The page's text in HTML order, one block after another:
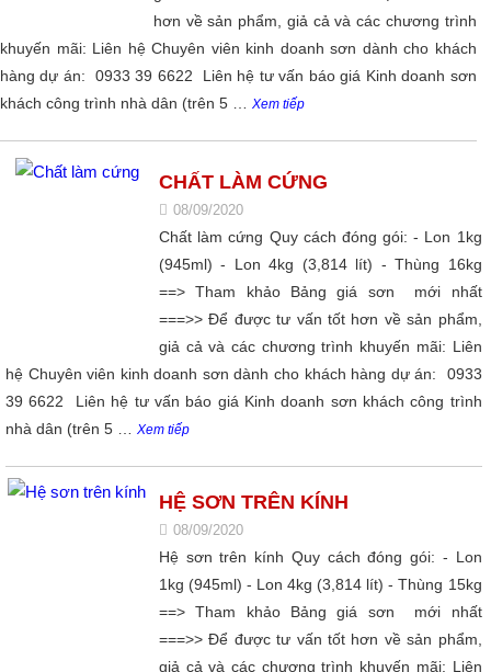
hơn về sản phẩm, giả cả và các chương trình
khuyến mãi: Liên hệ Chuyên viên kinh doanh sơn dành cho khách
hàng dự án: 0933 39 6622 Liên hệ tư vấn báo giá Kinh doanh sơn
khách công trình nhà dân (trên 5 … Xem tiếp
CHẤT LÀM CỨNG
08/09/2020
Chất làm cứng Quy cách đóng gói: - Lon 1kg
(945ml) - Lon 4kg (3,814 lít) - Thùng 16kg
==> Tham khảo Bảng giá sơn mới nhất
===>> Để được tư vấn tốt hơn về sản phẩm,
giả cả và các chương trình khuyến mãi: Liên
hệ Chuyên viên kinh doanh sơn dành cho khách hàng dự án: 0933
39 6622 Liên hệ tư vấn báo giá Kinh doanh sơn khách công trình
nhà dân (trên 5 … Xem tiếp
HỆ SƠN TRÊN KÍNH
08/09/2020
Hệ sơn trên kính Quy cách đóng gói: - Lon
1kg (945ml) - Lon 4kg (3,814 lít) - Thùng 15kg
==> Tham khảo Bảng giá sơn mới nhất
===>> Để được tư vấn tốt hơn về sản phẩm,
giả cả và các chương trình khuyến mãi: Liên